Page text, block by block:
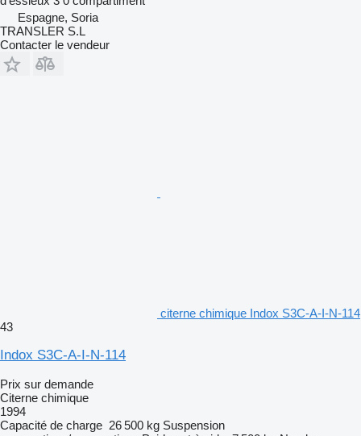
Espagne, Soria
TRANSLER S.L
Contacter le vendeur
citerne chimique Indox S3C-A-I-N-114
43
Indox S3C-A-I-N-114
Prix sur demande
Citerne chimique
1994
Capacité de charge 26 500 kg Suspension